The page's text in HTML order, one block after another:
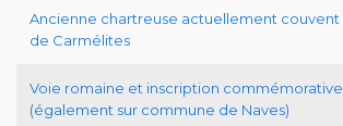
Ancienne chartreuse actuellement couvent
de Carmélites
Voie romaine et inscription commémorative
(également sur commune de Naves)